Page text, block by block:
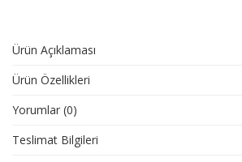
Ürün Açıklaması
Ürün Özellikleri
Yorumlar (0)
Teslimat Bilgileri